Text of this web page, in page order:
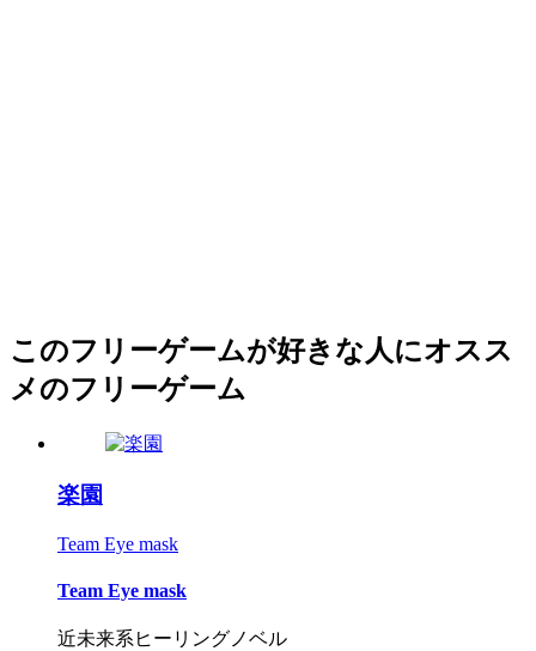
このフリーゲームが好きな人にオスス
メのフリーゲーム
楽園
Team Eye mask
Team Eye mask
近未来系ヒーリングノベル